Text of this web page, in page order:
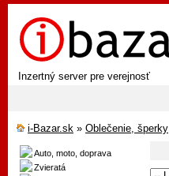
Inzertný server pre verejnosť
i-Bazar.sk » Oblečenie, šperky
Auto, moto, doprava
Zvieratá